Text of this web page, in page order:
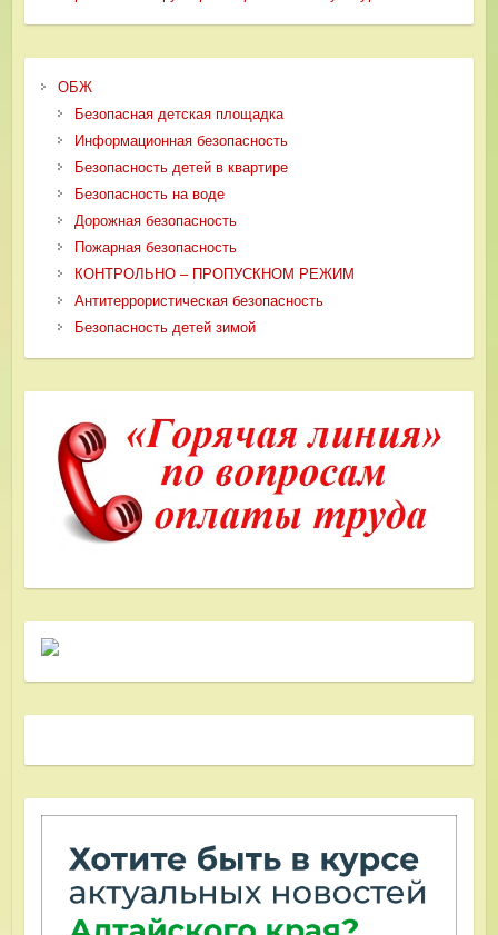
ОБЖ
Безопасная детская площадка
Информационная безопасность
Безопасность детей в квартире
Безопасность на воде
Дорожная безопасность
Пожарная безопасность
КОНТРОЛЬНО – ПРОПУСКНОМ РЕЖИМ
Антитеррористическая безопасность
Безопасность детей зимой